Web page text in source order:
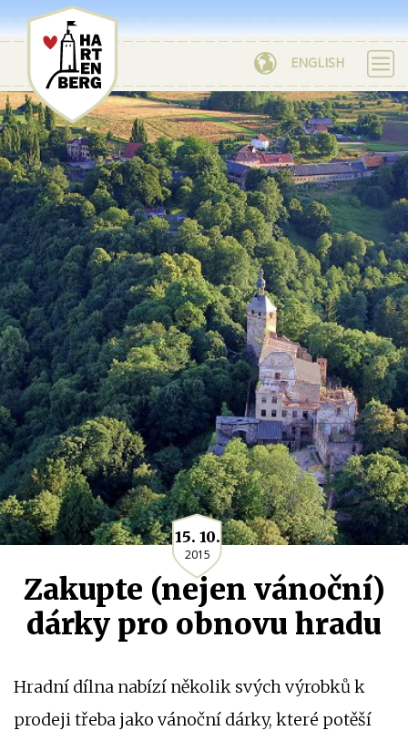
15. 10.
2015
Zakupte (nejen vánoční)
dárky pro obnovu hradu
Hradní dílna nabízí několik svých výrobků k
prodeji třeba jako vánoční dárky, které potěší
ENGLISH